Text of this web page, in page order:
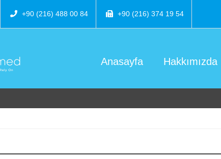
+90 (216) 488 00 84 +90 (216) 374 19 54
Anasayfa Hakkımızda